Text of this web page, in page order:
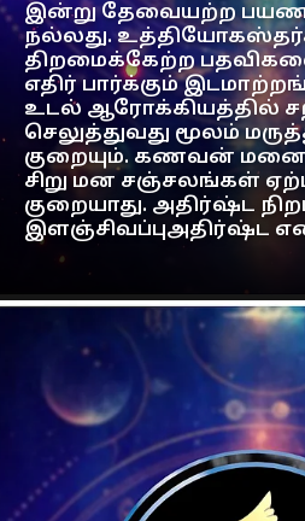
இன்று தேவையற்ற
நல்லது.
திறமைக்கேற்ற
எதிர் பார்க்கும்
உடல் ஆரோக்கியத்தில்
செலுத்துவது மூலம்
குறையும். கணவன்
சிறு மன சஞ்சலங்கள்
குறையாது. அதிர்ஷ்ட
இளஞ்சிவப்புஅதிர்ஷ்ட